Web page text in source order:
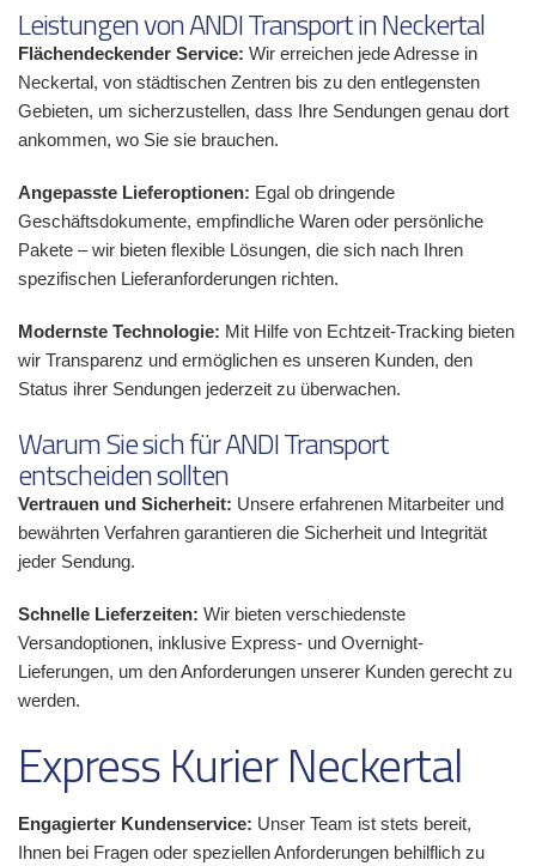
Leistungen von ANDI Transport in Neckertal
Flächendeckender Service: Wir erreichen jede Adresse in
Neckertal, von städtischen Zentren bis zu den entlegensten
Gebieten, um sicherzustellen, dass Ihre Sendungen genau dort
ankommen, wo Sie sie brauchen.
Angepasste Lieferoptionen: Egal ob dringende
Geschäftsdokumente, empfindliche Waren oder persönliche
Pakete – wir bieten flexible Lösungen, die sich nach Ihren
spezifischen Lieferanforderungen richten.
Modernste Technologie: Mit Hilfe von Echtzeit-Tracking bieten
wir Transparenz und ermöglichen es unseren Kunden, den
Status ihrer Sendungen jederzeit zu überwachen.
Warum Sie sich für ANDI Transport
entscheiden sollten
Vertrauen und Sicherheit: Unsere erfahrenen Mitarbeiter und
bewährten Verfahren garantieren die Sicherheit und Integrität
jeder Sendung.
Schnelle Lieferzeiten: Wir bieten verschiedenste
Versandoptionen, inklusive Express- und Overnight-
Lieferungen, um den Anforderungen unserer Kunden gerecht zu
werden.
Express Kurier Neckertal
Engagierter Kundenservice: Unser Team ist stets bereit,
Ihnen bei Fragen oder speziellen Anforderungen behilflich zu